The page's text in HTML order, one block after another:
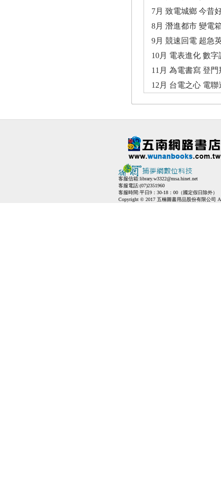
7月 致電城鄉 今昔
8月 潛進都市 變電
9月 競速回電 超急
10月 電表進化 數
11月 為電書寫 登
12月 台電之心 電
客服信箱:library.w3322@msa.hinet.net
客服電話:(07)2351960
客服時間:平日9：30-18：00（國定假日除外）
Copyright © 2017 五楠圖書用品股份有限公司